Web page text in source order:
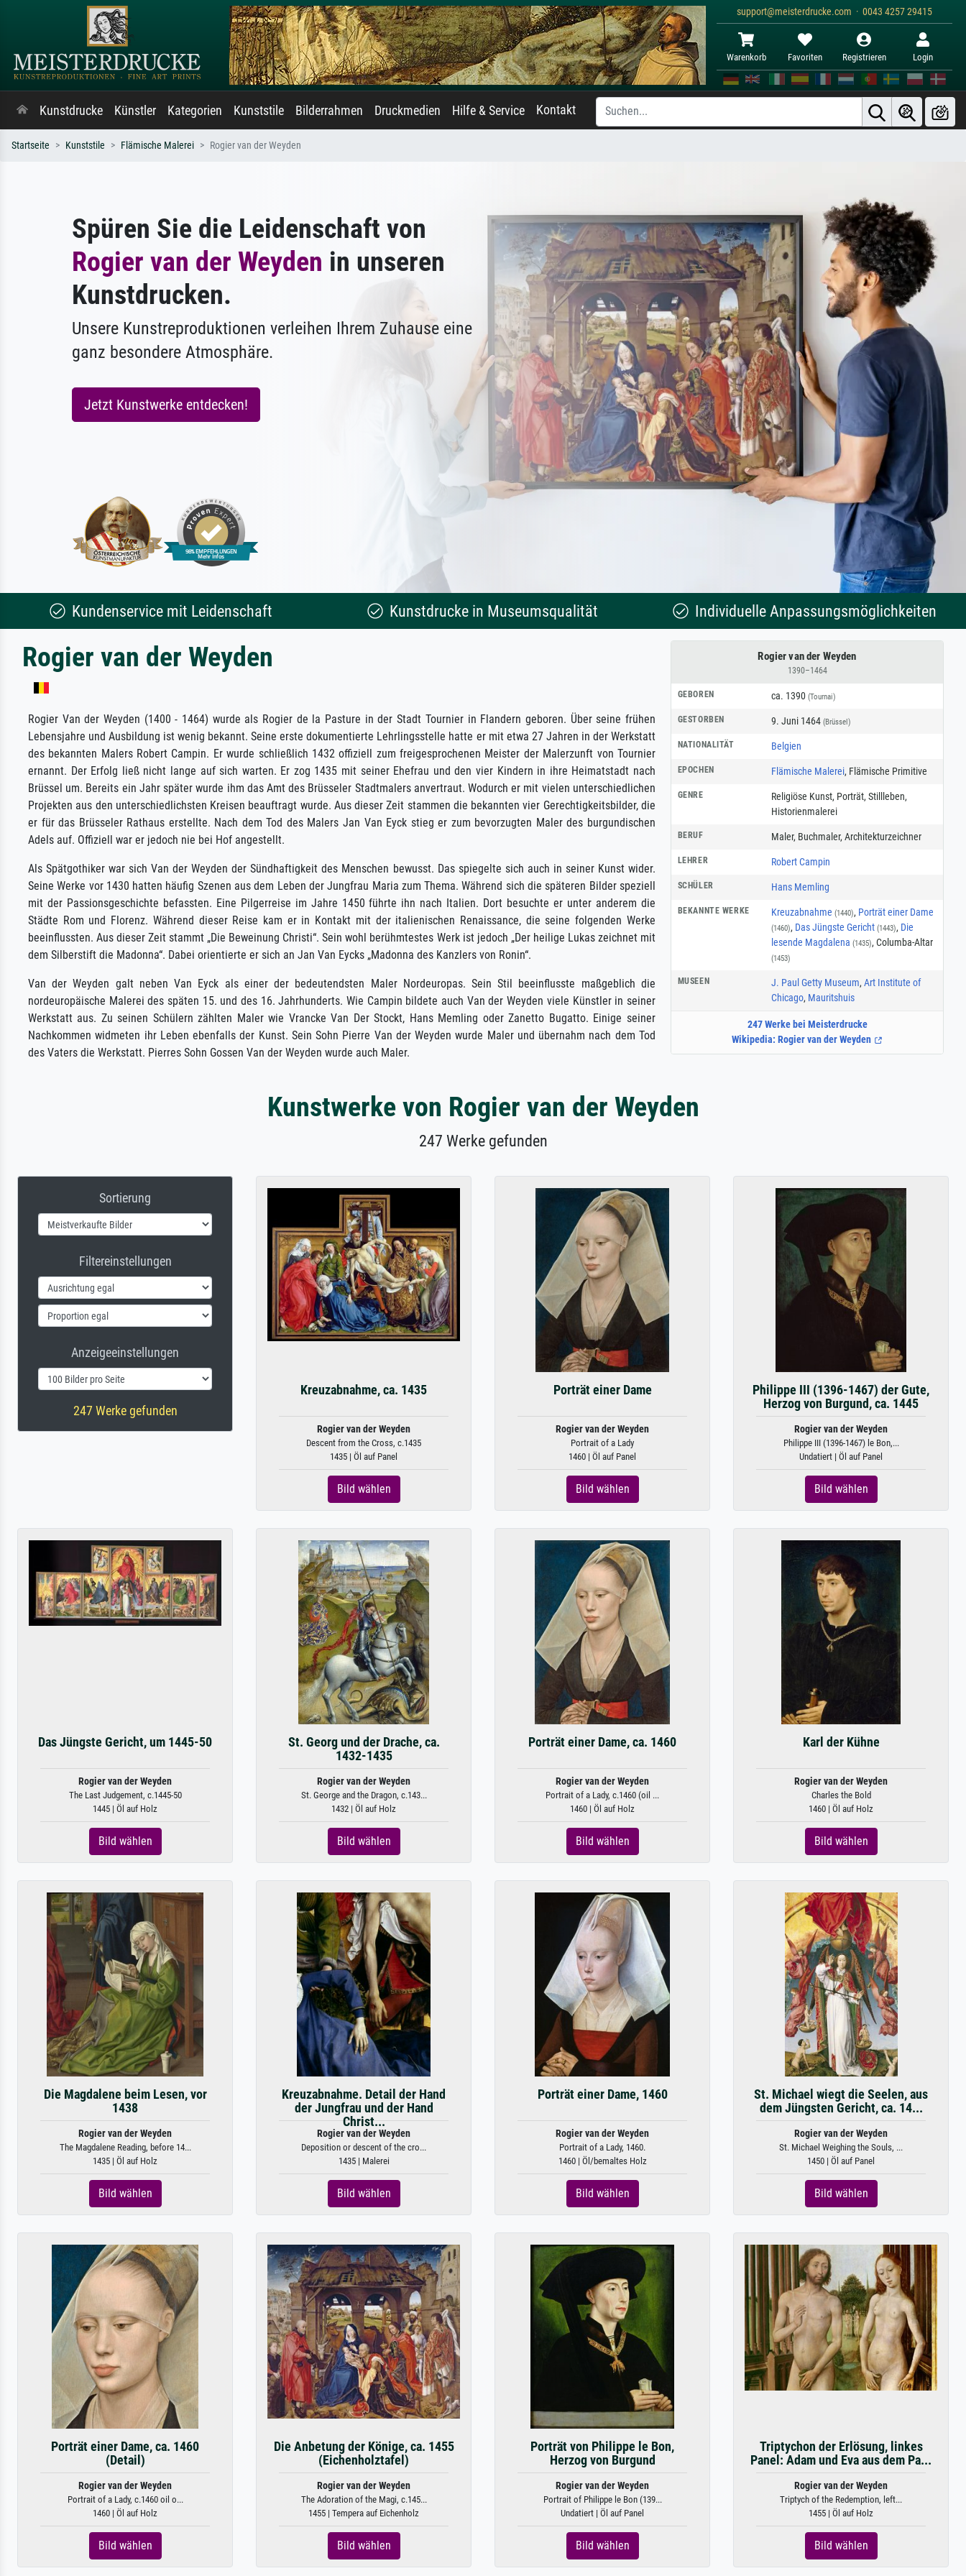
support@meisterdrucke.com · 0043 4257 29415
Warenkorb Favoriten Registrieren Login
Kunstdrucke Künstler Kategorien Kunststile Bilderrahmen Druckmedien Hilfe & Service Kontakt
Startseite Kunststile Flämische Malerei Rogier van der Weyden
Spüren Sie die Leidenschaft von
Rogier van der Weyden in unseren
Kunstdrucken.
Unsere Kunstreproduktionen verleihen Ihrem Zuhause eine
ganz besondere Atmosphäre.
Jetzt Kunstwerke entdecken!
Kundenservice mit Leidenschaft Kunstdrucke in Museumsqualität Individuelle Anpassungsmöglichkeiten
Rogier van der Weyden
1390–1464
GEBOREN ca. 1390 (Tournai)
GESTORBEN 9. Juni 1464 (Brüssel)
NATIONALITÄT Belgien
EPOCHEN Flämische Malerei, Flämische Primitive
GENRE Religiöse Kunst, Porträt, Stillleben,
Historienmalerei
BERUF Maler, Buchmaler, Architekturzeichner
LEHRER Robert Campin
SCHÜLER Hans Memling
BEKANNTE WERKE Kreuzabnahme (1440), Porträt einer Dame
(1460), Das Jüngste Gericht (1443), Die
lesende Magdalena (1435), Columba-Altar
(1453)
MUSEEN J. Paul Getty Museum, Art Institute of
Chicago, Mauritshuis
247 Werke bei Meisterdrucke
Wikipedia: Rogier van der Weyden
Rogier van der Weyden
Rogier Van der Weyden (1400 - 1464) wurde als Rogier de la Pasture in der Stadt Tournier in Flandern geboren. Über seine frühen
Lebensjahre und Ausbildung ist wenig bekannt. Seine erste dokumentierte Lehrlingsstelle hatte er mit etwa 27 Jahren in der Werkstatt
des bekannten Malers Robert Campin. Er wurde schließlich 1432 offiziell zum freigesprochenen Meister der Malerzunft von Tournier
ernannt. Der Erfolg ließ nicht lange auf sich warten. Er zog 1435 mit seiner Ehefrau und den vier Kindern in ihre Heimatstadt nach
Brüssel um. Bereits ein Jahr später wurde ihm das Amt des Brüsseler Stadtmalers anvertraut. Wodurch er mit vielen unterschiedlichen
Projekten aus den unterschiedlichsten Kreisen beauftragt wurde. Aus dieser Zeit stammen die bekannten vier Gerechtigkeitsbilder, die
er für das Brüsseler Rathaus erstellte. Nach dem Tod des Malers Jan Van Eyck stieg er zum bevorzugten Maler des burgundischen
Adels auf. Offiziell war er jedoch nie bei Hof angestellt.
Als Spätgothiker war sich Van der Weyden der Sündhaftigkeit des Menschen bewusst. Das spiegelte sich auch in seiner Kunst wider.
Seine Werke vor 1430 hatten häufig Szenen aus dem Leben der Jungfrau Maria zum Thema. Während sich die späteren Bilder speziell
mit der Passionsgeschichte befassten. Eine Pilgerreise im Jahre 1450 führte ihn nach Italien. Dort besuchte er unter anderem die
Städte Rom und Florenz. Während dieser Reise kam er in Kontakt mit der italienischen Renaissance, die seine folgenden Werke
beeinflussten. Aus dieser Zeit stammt „Die Beweinung Christi“. Sein wohl berühmtestes Werk ist jedoch „Der heilige Lukas zeichnet mit
dem Silberstift die Madonna“. Dabei orientierte er sich an Jan Van Eycks „Madonna des Kanzlers von Ronin“.
Van der Weyden galt neben Van Eyck als einer der bedeutendsten Maler Nordeuropas. Sein Stil beeinflusste maßgeblich die
nordeuropäische Malerei des späten 15. und des 16. Jahrhunderts. Wie Campin bildete auch Van der Weyden viele Künstler in seiner
Werkstatt aus. Zu seinen Schülern zählten Maler wie Vrancke Van Der Stockt, Hans Memling oder Zanetto Bugatto. Einige seiner
Nachkommen widmeten ihr Leben ebenfalls der Kunst. Sein Sohn Pierre Van der Weyden wurde Maler und übernahm nach dem Tod
des Vaters die Werkstatt. Pierres Sohn Gossen Van der Weyden wurde auch Maler.
Kunstwerke von Rogier van der Weyden
247 Werke gefunden
Sortierung
Filtereinstellungen
Anzeigeeinstellungen
247 Werke gefunden
Kreuzabnahme, ca. 1435
Rogier van der Weyden
Descent from the Cross, c.1435
1435 | Öl auf Panel
Bild wählen
Porträt einer Dame
Rogier van der Weyden
Portrait of a Lady
1460 | Öl auf Panel
Bild wählen
Philippe III (1396-1467) der Gute,
Herzog von Burgund, ca. 1445
Rogier van der Weyden
Philippe III (1396-1467) le Bon,...
Undatiert | Öl auf Panel
Bild wählen
Das Jüngste Gericht, um 1445-50
Rogier van der Weyden
The Last Judgement, c.1445-50
1445 | Öl auf Holz
Bild wählen
St. Georg und der Drache, ca.
1432-1435
Rogier van der Weyden
St. George and the Dragon, c.143...
1432 | Öl auf Holz
Bild wählen
Porträt einer Dame, ca. 1460
Rogier van der Weyden
Portrait of a Lady, c.1460 (oil ...
1460 | Öl auf Holz
Bild wählen
Karl der Kühne
Rogier van der Weyden
Charles the Bold
1460 | Öl auf Holz
Bild wählen
Die Magdalene beim Lesen, vor
1438
Rogier van der Weyden
The Magdalene Reading, before 14...
1435 | Öl auf Holz
Bild wählen
Kreuzabnahme. Detail der Hand
der Jungfrau und der Hand
Christ...
Rogier van der Weyden
Deposition or descent of the cro...
1435 | Malerei
Bild wählen
Porträt einer Dame, 1460
Rogier van der Weyden
Portrait of a Lady, 1460.
1460 | Öl/bemaltes Holz
Bild wählen
St. Michael wiegt die Seelen, aus
dem Jüngsten Gericht, ca. 14...
Rogier van der Weyden
St. Michael Weighing the Souls, ...
1450 | Öl auf Panel
Bild wählen
Porträt einer Dame, ca. 1460
(Detail)
Rogier van der Weyden
Portrait of a Lady, c.1460 oil o...
1460 | Öl auf Holz
Bild wählen
Die Anbetung der Könige, ca. 1455
(Eichenholztafel)
Rogier van der Weyden
The Adoration of the Magi, c.145...
1455 | Tempera auf Eichenholz
Bild wählen
Porträt von Philippe le Bon,
Herzog von Burgund
Rogier van der Weyden
Portrait of Philippe le Bon (139...
Undatiert | Öl auf Panel
Bild wählen
Triptychon der Erlösung, linkes
Panel: Adam und Eva aus dem Pa...
Rogier van der Weyden
Triptych of the Redemption, left...
1455 | Öl auf Holz
Bild wählen